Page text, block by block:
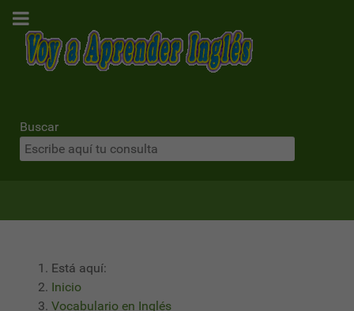
Buscar
Está aquí:
Inicio
Vocabulario en Inglés